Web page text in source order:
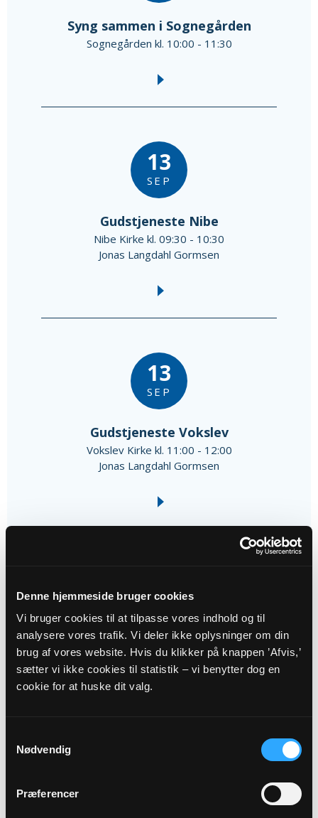
Denne hjemmeside bruger cookies
Vi bruger cookies til at tilpasse vores indhold og til
analysere vores trafik. Vi deler ikke oplysninger om din
brug af vores website. Hvis du klikker på knappen ’Afvis,’
sætter vi ikke cookies til statistik – vi benytter dog en
cookie for at huske dit valg.
Nødvendig
Præferencer
Syng sammen i Sognegården
Sognegården kl. 10:00 - 11:30
13
SEP
Gudstjeneste Nibe
Nibe Kirke kl. 09:30 - 10:30
Jonas Langdahl Gormsen
13
SEP
Gudstjeneste Vokslev
Vokslev Kirke kl. 11:00 - 12:00
Jonas Langdahl Gormsen
SEP
Sognesalon
Sognegården kl. 13:00 - 14:30